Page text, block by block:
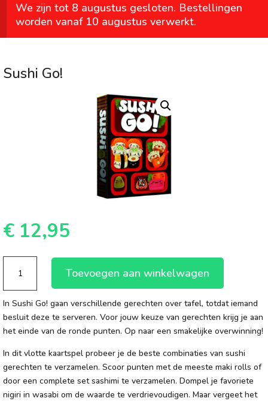
We zijn tot 8 augustus gesloten. Bestellingen
worden vanaf 10 augustus verwerkt.
Sushi Go!
€ 12,95
aantal
Toevoegen aan winkelwagen
In Sushi Go! gaan verschillende gerechten over tafel, totdat iemand
besluit deze te serveren. Voor jouw keuze van gerechten krijg je aan
het einde van de ronde punten. Op naar een smakelijke overwinning!
In dit vlotte kaartspel probeer je de beste combinaties van sushi
gerechten te verzamelen. Scoor punten met de meeste maki rolls of
door een complete set sashimi te verzamelen. Dompel je favoriete
nigiri in wasabi om de waarde te verdrievoudigen. Maar vergeet het